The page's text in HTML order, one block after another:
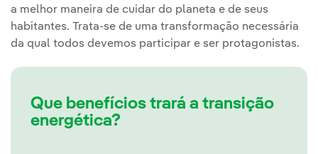
a melhor maneira de cuidar do planeta e de seus
habitantes. Trata-se de uma transformação necessária
da qual todos devemos participar e ser protagonistas.
Que benefícios trará a transição
energética?